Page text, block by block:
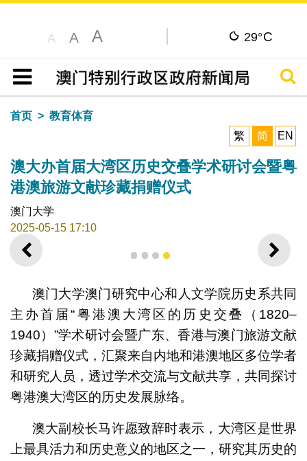
A A A 29°C
目录
搜寻
首页
教育体育
繁
简 EN
澳大办首届大湾区历史交叠学术研讨会暨粤
港澳旅游文献珍藏捐赠仪式
澳门大学
2025-05-15 17:10
上一则 下一
合照
1 2 3 4
澳门大学澳门研究中心和人文学院历史系共同
主办首届“粤港澳大湾区的历史交叠（1820–
1940）”学术研讨会暨广东、香港与澳门旅游文献
珍藏捐赠仪式，汇聚来自内地和港澳地区多位学者
和研究人员，透过学术交流与文献共享，共同探讨
粤港澳大湾区的历史发展脉络。
澳大副校长马许愿致辞时表示，大湾区是世界
上最具活力和历史意义的地区之一，研究其历史的